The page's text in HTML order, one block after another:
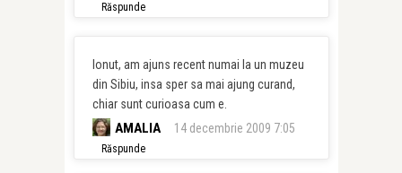
Răspunde
Ionut, am ajuns recent numai la un muzeu
din Sibiu, insa sper sa mai ajung curand,
chiar sunt curioasa cum e.
AMALIA 14 decembrie 2009 7:05
Răspunde